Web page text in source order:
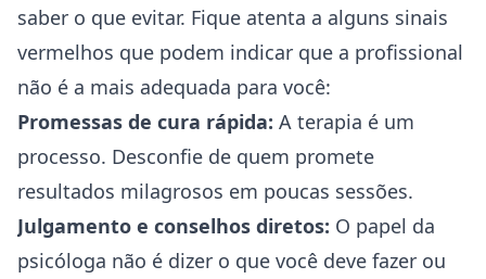
saber o que evitar. Fique atenta a alguns sinais
vermelhos que podem indicar que a profissional
não é a mais adequada para você:
Promessas de cura rápida: A terapia é um
processo. Desconfie de quem promete
resultados milagrosos em poucas sessões.
Julgamento e conselhos diretos: O papel da
psicóloga não é dizer o que você deve fazer ou